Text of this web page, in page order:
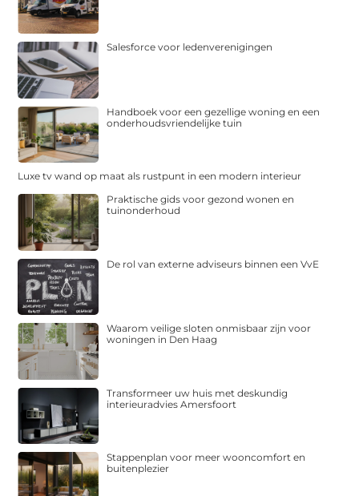
Salesforce voor ledenverenigingen
Handboek voor een gezellige woning en een
onderhoudsvriendelijke tuin
Luxe tv wand op maat als rustpunt in een modern interieur
Praktische gids voor gezond wonen en
tuinonderhoud
De rol van externe adviseurs binnen een VvE
Waarom veilige sloten onmisbaar zijn voor
woningen in Den Haag
Transformeer uw huis met deskundig
interieuradvies Amersfoort
Stappenplan voor meer wooncomfort en
buitenplezier